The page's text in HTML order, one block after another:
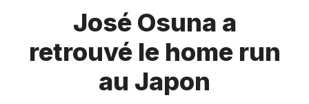
José Osuna a
retrouvé le home run
au Japon